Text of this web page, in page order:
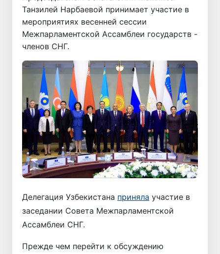
Танзилей Нарбаевой принимает участие в
мероприятиях весенней сессии
Межпарламентской Ассамблеи государств -
членов СНГ.
Делегация Узбекистана приняла участие в
заседании Совета Межпарламентской
Ассамблеи СНГ.
Прежде чем перейти к обсуждению